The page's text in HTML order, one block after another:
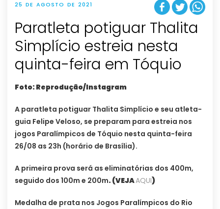
25 DE AGOSTO DE 2021
Paratleta potiguar Thalita
Simplício estreia nesta
quinta-feira em Tóquio
Foto: Reprodução/Instagram
A paratleta potiguar Thalita Simplício e seu atleta-
guia Felipe Veloso, se preparam para estreia nos
jogos Paralímpicos de Tóquio nesta quinta-feira
26/08 as 23h (horário de Brasília).
A primeira prova será as eliminatórias dos 400m,
seguido dos 100m e 200m. (VEJAAQUI)
Medalha de prata nos Jogos Paralímpicos do Rio